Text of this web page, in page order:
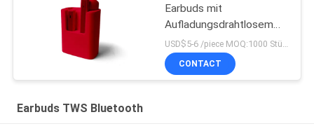
Earbuds mit
Aufladungsdrahtlosem
TWS Kopfhörer der fall-
CONTACT
Earbuds TWS Bluetooth